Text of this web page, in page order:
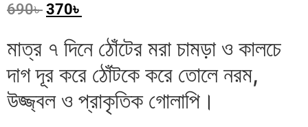
690৳ 370৳
মাত্র ৭ দিনে ঠোঁটের মরা চামড়া ও কালচে
দাগ দূর করে ঠোঁটকে করে তোলে নরম,
উজ্জ্বল ও প্রাকৃতিক গোলাপি।